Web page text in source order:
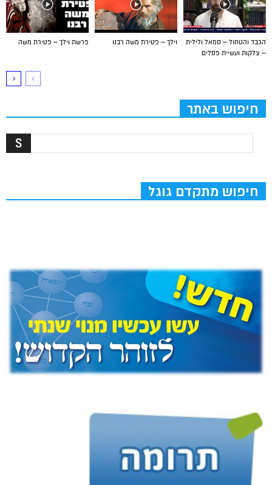
פרשת וילך – פטירת משה וילך – פטירת משה רבנו
הכבד והטחול – סמאל ולילית
– צלקות ועשיית פסלים
חיפוש באתר
חיפוש מתקדם גוגל